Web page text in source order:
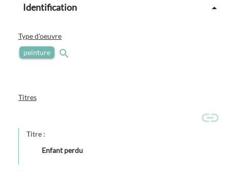
Identification
Type d'oeuvre
peinture
Titres
Titre :
Enfant perdu